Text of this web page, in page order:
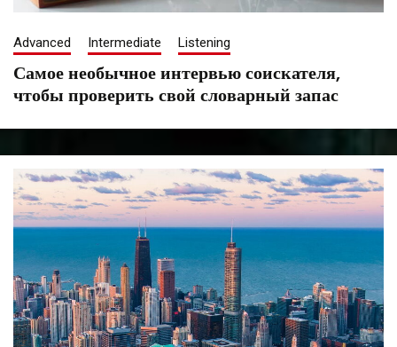
Advanced Intermediate Listening
Самое необычное интервью соискателя,
чтобы проверить свой словарный запас
2021